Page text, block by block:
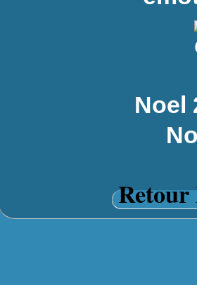
Noel
Retour